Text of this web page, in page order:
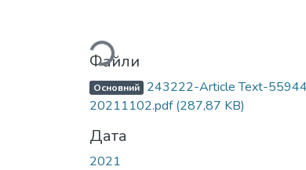
Вантажиться...
Файли
Основний 243222-Article Text-
20211102.pdf(287,87 KB)
Дата
2021